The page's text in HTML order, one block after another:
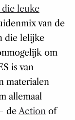
leuke
van de
die lelijke
om
is van
materialen
allemaal
deActionof